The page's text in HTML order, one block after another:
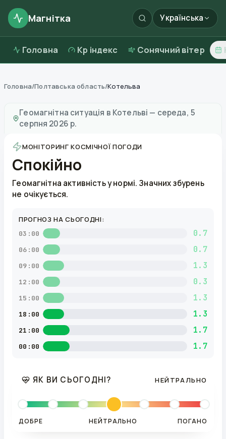
Магнітка Українська
Головна Kp індекс Сонячний вітер
Головна/Полтавська область/Котельва
Геомагнітна ситуація в Котельві — середа, 5
серпня 2026 р.
МОНІТОРИНГ КОСМІЧНОЇ ПОГОДИ
Спокійно
Геомагнітна активність у нормі. Значних збурень
не очікується.
ПРОГНОЗ НА СЬОГОДНІ:
03:00 0.7
06:00 0.7
09:00 1.3
12:00 0.3
15:00 1.3
18:00 1.3
21:00 1.7
00:00 1.7
ЯК ВИ СЬОГОДНІ? НЕЙТРАЛЬНО
ДОБРЕ НЕЙТРАЛЬНО ПОГАНО